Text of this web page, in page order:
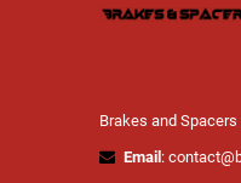
Brakes and Spacers
Email :